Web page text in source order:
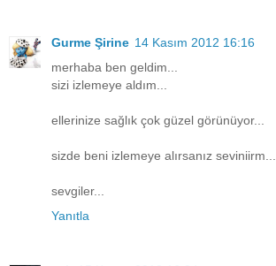
Gurme Şirine 14 Kasım 2012 16:16
merhaba ben geldim...
sizi izlemeye aldım...
ellerinize sağlık çok güzel görünüyor...
sizde beni izlemeye alırsanız seviniirm...
sevgiler...
Yanıtla